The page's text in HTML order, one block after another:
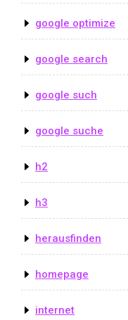
google optimize
google search
google such
google suche
h2
h3
herausfinden
homepage
internet